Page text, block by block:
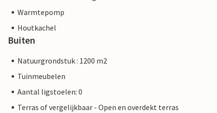
Warmtepomp
Houtkachel
Buiten
Natuurgrondstuk : 1200 m2
Tuinmeubelen
Aantal ligstoelen: 0
Terras of vergelijkbaar - Open en overdekt terras